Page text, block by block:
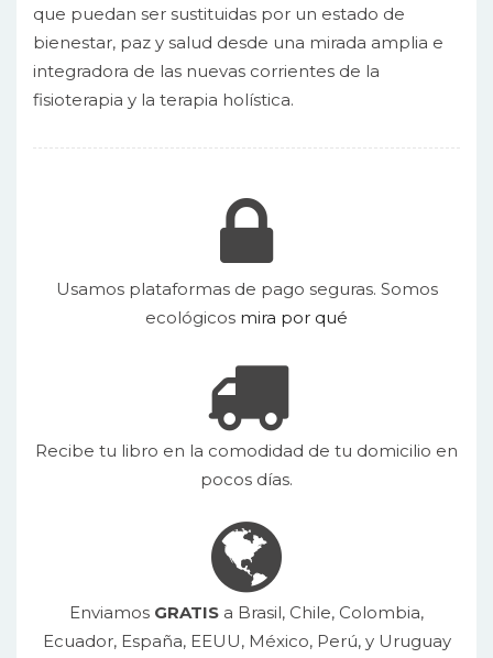
que puedan ser sustituidas por un estado de
bienestar, paz y salud desde una mirada amplia e
integradora de las nuevas corrientes de la
fisioterapia y la terapia holística.
Usamos plataformas de pago seguras. Somos
ecológicos mira por qué
Recibe tu libro en la comodidad de tu domicilio en
pocos días.
Enviamos GRATIS a Brasil, Chile, Colombia,
Ecuador, España, EEUU, México, Perú, y Uruguay